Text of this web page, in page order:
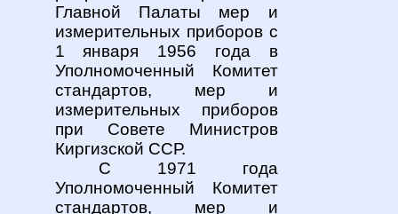
Главной Палаты мер и
измерительных приборов с
1 января 1956 года в
Уполномоченный Комитет
стандартов, мер и
измерительных приборов
при Совете Министров
Киргизской ССР.
С 1971 года
Уполномоченный Комитет
стандартов, мер и